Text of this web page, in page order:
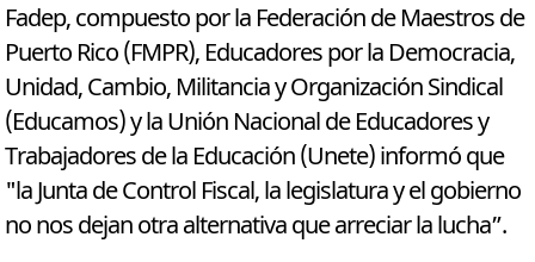
Fadep, compuesto por la Federación de Maestros de
Puerto Rico (FMPR), Educadores por la Democracia,
Unidad, Cambio, Militancia y Organización Sindical
(Educamos) y la Unión Nacional de Educadores y
Trabajadores de la Educación (Unete) informó que
"la Junta de Control Fiscal, la legislatura y el gobierno
no nos dejan otra alternativa que arreciar la lucha”.